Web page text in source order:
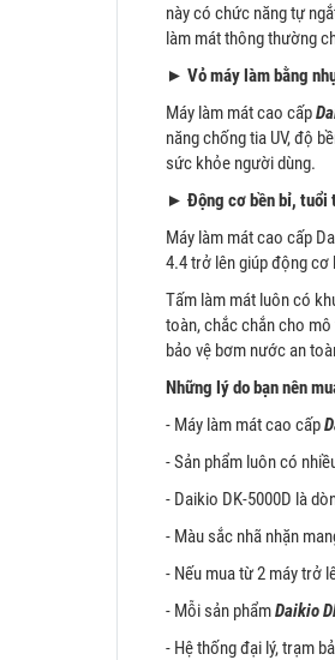
này có chức năng tự
làm mát thông thường
► Vỏ máy làm bằng
Máy làm mát cao cấp
năng chống tia UV, độ
sức khỏe người dùng.
► Động cơ bền bỉ, tuổi
Máy làm mát cao cấp
4.4 trở lên giúp động cơ
Tấm làm mát luôn có
toàn, chắc chắn cho
bảo vệ bơm nước an
Những lý do bạn nên
- Máy làm mát cao cấp
- Sản phẩm luôn có
- Daikio DK-5000D là
- Màu sắc nhã nhặn
- Nếu mua từ 2 máy trở
- Mỗi sản phẩmDaikio
- Hệ thống đại lý, trạm